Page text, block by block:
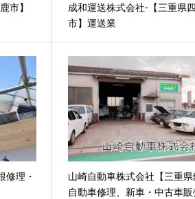
市】
成和運送株式会社-【三重県
市】運送業
修理・
山崎自動車株式会社【三重県
自動車修理、新車・中古車販